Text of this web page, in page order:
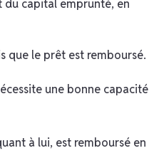
du capital emprunté, en
que le prêt est remboursé.
une bonne capacité
à lui, est remboursé en